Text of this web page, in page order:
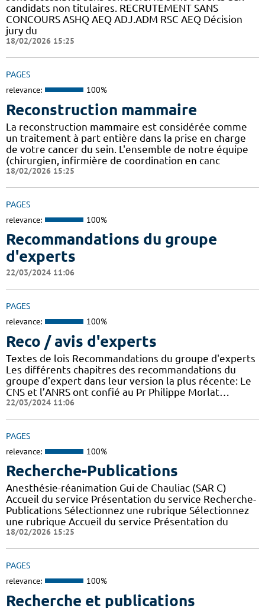
candidats non titulaires. RECRUTEMENT SANS
CONCOURS ASHQ AEQ ADJ.ADM RSC AEQ Décision
jury du
18/02/2026 15:25
PAGES
relevance: 100%
Reconstruction mammaire
La reconstruction mammaire est considérée comme
un traitement à part entière dans la prise en charge
de votre cancer du sein. L'ensemble de notre équipe
(chirurgien, infirmière de coordination en canc
18/02/2026 15:25
PAGES
relevance: 100%
Recommandations du groupe
d'experts
22/03/2024 11:06
PAGES
relevance: 100%
Reco / avis d'experts
Textes de lois Recommandations du groupe d'experts
Les différents chapitres des recommandations du
groupe d'expert dans leur version la plus récente: Le
CNS et l’ANRS ont confié au Pr Philippe Morlat…
22/03/2024 11:06
PAGES
relevance: 100%
Recherche-Publications
Anesthésie-réanimation Gui de Chauliac (SAR C)
Accueil du service Présentation du service Recherche-
Publications Sélectionnez une rubrique Sélectionnez
une rubrique Accueil du service Présentation du
18/02/2026 15:25
PAGES
relevance: 100%
Recherche et publications